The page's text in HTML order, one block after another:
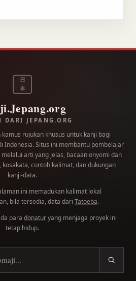
日
本
DARI JEPANG.ORG
kamus rujukan khusus untuk kanji bagi
Indonesia. Situs ini membantu pembelajar
arti yang jelas, bacaan onyomi dan
contoh kalimat, dan dukungan
kanji-data.
ini memadukan kalimat lokal
bila tersedia, data dari Tatoeba.
para donaturyang menjaga proyek ini
tetap hidup.